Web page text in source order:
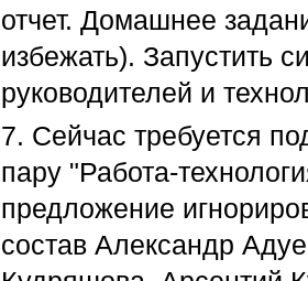
отчет. Домашнее
избежать). Запустить
руководителей и
7. Сейчас требуется
пару "Работа-
предложение
состав Александр